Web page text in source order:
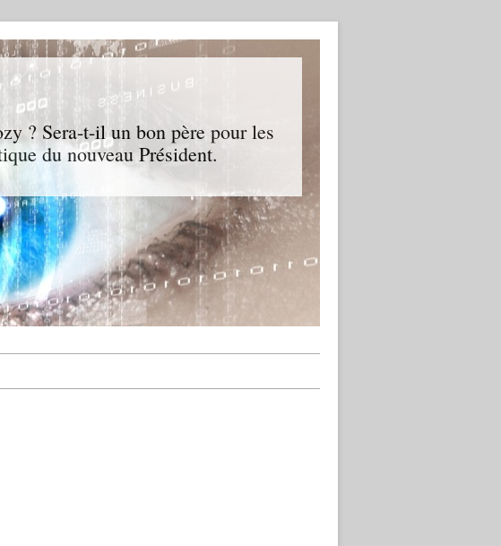
? Sera-t-il un bon père pour les
du nouveau Président.